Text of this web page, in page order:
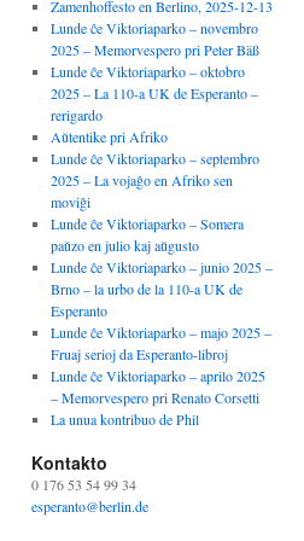
Zamenhoffesto en Berlino, 2025-12-13
Lunde ĉe Viktoriaparko – novembro
2025 – Memorvespero pri Peter Bäß
Lunde ĉe Viktoriaparko – oktobro
2025 – La 110-a UK de Esperanto –
rerigardo
Aŭtentike pri Afriko
Lunde ĉe Viktoriaparko – septembro
2025 – La vojaĝo en Afriko sen
moviĝi
Lunde ĉe Viktoriaparko – Somera
paŭzo en julio kaj aŭgusto
Lunde ĉe Viktoriaparko – junio 2025 –
Brno – la urbo de la 110-a UK de
Esperanto
Lunde ĉe Viktoriaparko – majo 2025 –
Fruaj serioj da Esperanto-libroj
Lunde ĉe Viktoriaparko – aprilo 2025
– Memorvespero pri Renato Corsetti
La unua kontribuo de Phil
Kontakto
0 176 53 54 99 34
esperanto@berlin.de